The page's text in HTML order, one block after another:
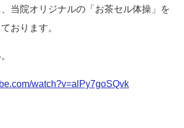
当院オリジナルの「お茶セル体操」を
おります。
watch?v=alPy7goSQvk